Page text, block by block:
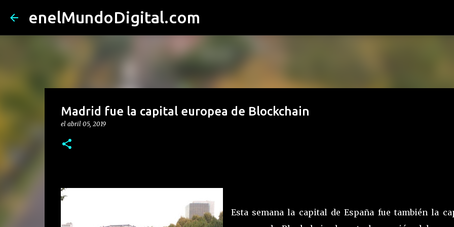
enelMundoDigital.com
Madrid fue la capital europea de Blockchain
el abril 05, 2019
Esta semana la capital de España fue también la